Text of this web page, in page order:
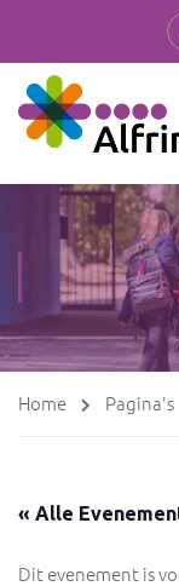
Home Pagina's
« Alle
Dit evenement is